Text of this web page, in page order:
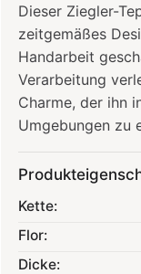
Dieser Ziegler-
zeitgemäßes
Handarbeit
Verarbeitung
Charme, der ihn
Umgebungen zu
Kette:
Flor:
Dicke: